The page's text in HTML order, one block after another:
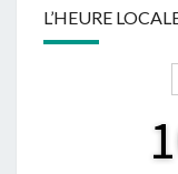
L’HEURE